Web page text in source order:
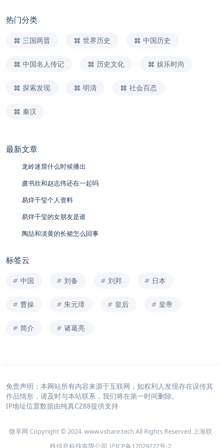
热门分类
三国两晋 世界历史 中国历史
中国名人传记 历史文化 娱乐时尚
探索发现 明清 社会百态
秦汉
最新文章
龙岭迷窟什么时候播出
虞书欣和赵志伟还在一起吗
易烊千玺个人资料
易烊千玺的女朋友是谁
陶喆和淡黄的长裙怎么回事
标签云
中国 刘备 刘邦 日本
曹操 朱元璋 皇后 皇帝
简介 诸葛亮
免责声明：本网站所有内容来源于互联网，如权利人发现存在误传其
作品情形，请及时与本站联系，我们将在第一时间删除。
IP地址位置数据由纯真CZ88提供支持
微享网 Copyright © 2024. www.vshare.tech All Rights Reserved 上海联
秩信息科技有限公司 沪ICP备17029272号-2